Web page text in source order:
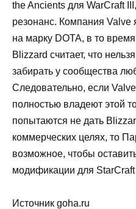
the Ancients для WarCraft
резонанс. Компания Valve
на марку DOTA, в то
Blizzard считает, что
забирать у сообщества
Следовательно, если
полностью владеют этой
попытаются не дать
коммерческих целях, то
возможное, чтобы
модификации для StarCraft
Источник goha.ru